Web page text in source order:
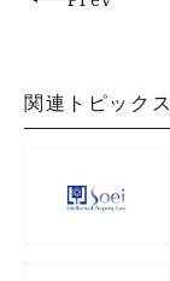
関連トピックス